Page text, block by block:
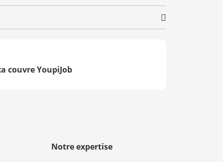
couvre YoupiJob
Notre expertise